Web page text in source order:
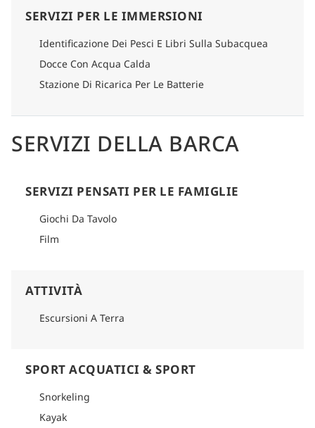
SERVIZI PER LE IMMERSIONI
Identificazione Dei Pesci E Libri Sulla Subacquea
Docce Con Acqua Calda
Stazione Di Ricarica Per Le Batterie
SERVIZI DELLA BARCA
SERVIZI PENSATI PER LE FAMIGLIE
Giochi Da Tavolo
Film
ATTIVITÀ
Escursioni A Terra
SPORT ACQUATICI & SPORT
Snorkeling
Kayak